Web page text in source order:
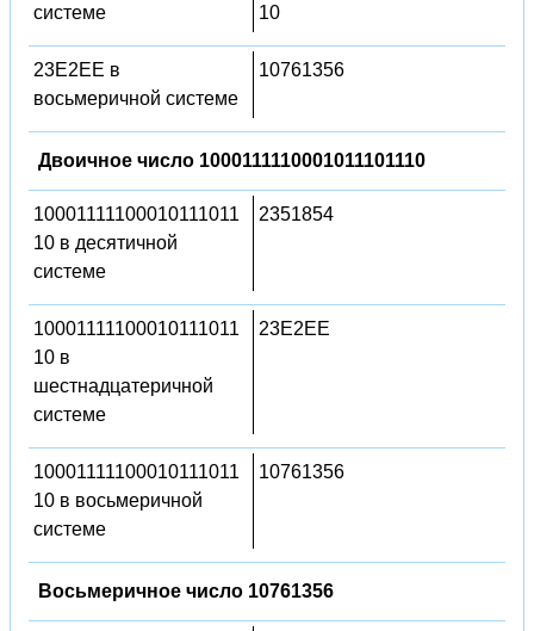
системе
10
23E2EE в
восьмеричной системе
10761356
Двоичное число 1000111110001011101110
10001111100010111011
10 в десятичной
системе
2351854
10001111100010111011
10 в
шестнадцатеричной
системе
23E2EE
10001111100010111011
10 в восьмеричной
системе
10761356
Восьмеричное число 10761356